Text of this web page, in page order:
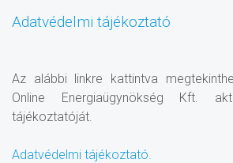
Adatvédelmi tájékoztató
Az alábbi linkre kattintva
Online Energiaügynökség Kft.
tájékoztatóját.
Adatvédelmi tájékoztató.